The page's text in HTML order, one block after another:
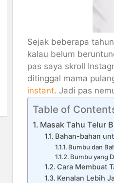
Sejak beberapa
kalau belum
pas saya skroll
ditinggal mama
instant. Jadi pas
Table of
Masak Tahu Telur
Bahan-bahan
Bumbu dan
Bumbu yang
Cara Membuat
Kenalan Lebih